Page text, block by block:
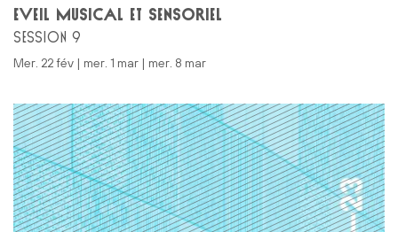
ÉVEIL MUSICAL ET SENSORIEL
SESSION 9
mer. 22 fév | mer. 1 mar | mer. 8 mar